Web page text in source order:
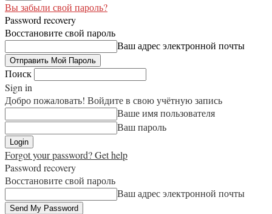
Вы забыли свой пароль?
Password recovery
Восстановите свой пароль
Ваш адрес электронной почты
Поиск
Sign in
Добро пожаловать! Войдите в свою учётную запись
Ваше имя пользователя
Ваш пароль
Forgot your password? Get help
Password recovery
Восстановите свой пароль
Ваш адрес электронной почты